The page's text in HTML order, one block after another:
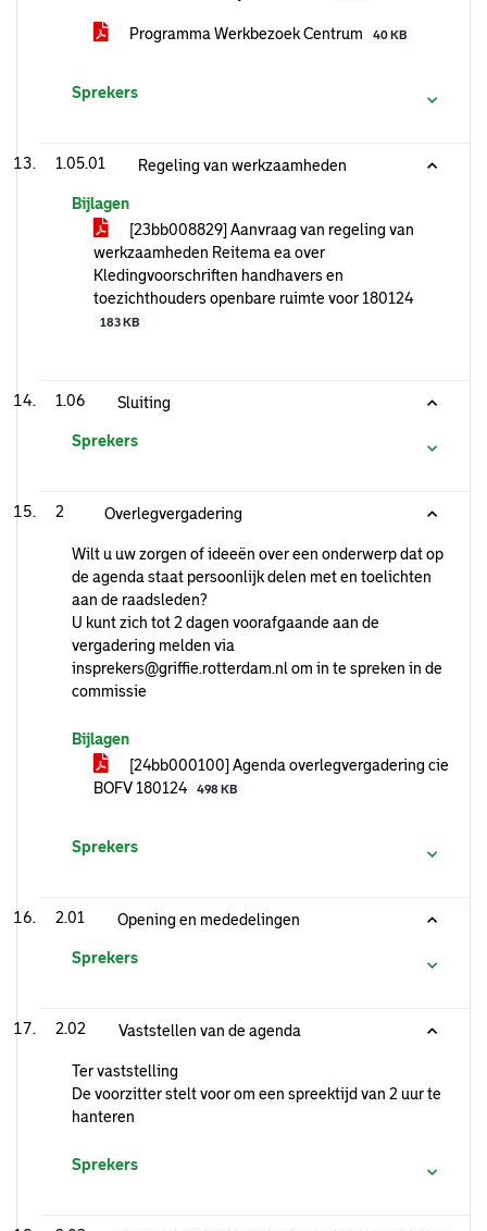
Programma Werkbezoek Centrum 40 KB
Sprekers
1.05.01 Regeling van werkzaamheden
Bijlagen
[23bb008829] Aanvraag van regeling van
werkzaamheden Reitema ea over
Kledingvoorschriften handhavers en
toezichthouders openbare ruimte voor 180124
183 KB
1.06 Sluiting
Sprekers
2 Overlegvergadering
Wilt u uw zorgen of ideeën over een onderwerp dat op
de agenda staat persoonlijk delen met en toelichten
aan de raadsleden?
U kunt zich tot 2 dagen voorafgaande aan de
vergadering melden via
insprekers@griffie.rotterdam.nl om in te spreken in de
commissie
Bijlagen
[24bb000100] Agenda overlegvergadering cie
BOFV 180124
498 KB
Sprekers
2.01 Opening en mededelingen
Sprekers
2.02 Vaststellen van de agenda
Ter vaststelling
De voorzitter stelt voor om een spreektijd van 2 uur te
hanteren
Sprekers